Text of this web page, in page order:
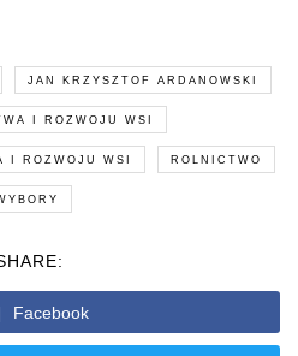
JAN KRZYSZTOF ARDANOWSKI
I ROZWOJU WSI
I ROZWOJU WSI ROLNICTWO
Facebook